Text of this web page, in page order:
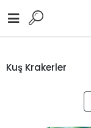
Kuş Krakerler